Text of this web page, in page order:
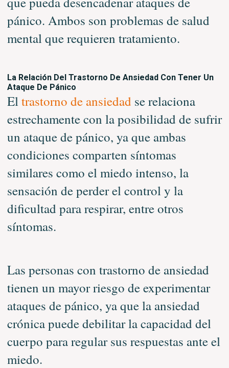
pánico. Ambos son problemas de salud
mental que requieren tratamiento.
La Relación Del Trastorno De Ansiedad Con Tener Un
Ataque De Pánico
Eltrastorno de ansiedad se relaciona
estrechamente con la posibilidad de sufrir
un ataque de pánico, ya que ambas
condiciones comparten síntomas
similares como el miedo intenso, la
sensación de perder el control y la
dificultad para respirar, entre otros
síntomas.
Las personas con trastorno de ansiedad
tienen un mayor riesgo de experimentar
ataques de pánico, ya que la ansiedad
crónica puede debilitar la capacidad del
cuerpo para regular sus respuestas ante el
miedo.